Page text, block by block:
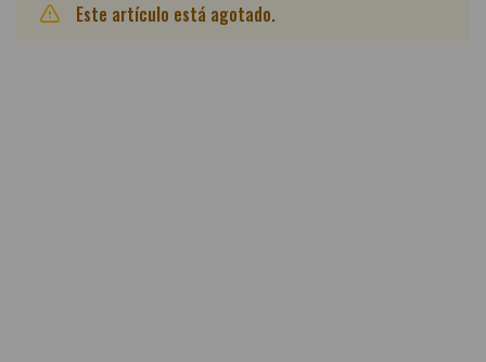
Este artículo está agotado.